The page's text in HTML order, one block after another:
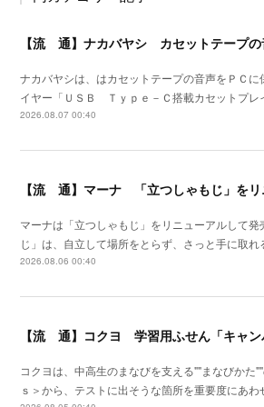
ナカバヤシは、はカセットテープの音声をＰＣ
イヤー「ＵＳＢ Ｔｙｐｅ－Ｃ搭載カセットプ
2026.08.07 00:40
【流 通】マーナ 「立つしゃもじ」をリ
マーナは「立つしゃもじ」をリニューアルして発
じ」は、自立して場所をとらず、さっと手に取
2026.08.06 00:40
コクヨは、中高生のまなびを支える""まなびかた
ｓ＞から、テストに出そうな箇所を重要度にあ